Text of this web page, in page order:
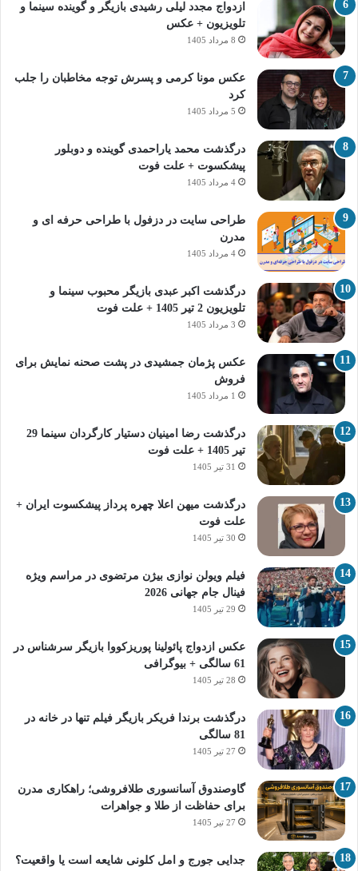
ازدواج مجدد لیلی رشیدی بازیگر و گوینده سینما و
تلویزیون + عکس
8 مرداد 1405
عکس مونا کرمی و پسرش توجه مخاطبان را جلب
کرد
5 مرداد 1405
درگذشت محمد یاراحمدی گوینده و دوبلور
پیشکسوت + علت فوت
4 مرداد 1405
طراحی سایت در دزفول با طراحی حرفه‌ ای و
مدرن
4 مرداد 1405
درگذشت اکبر عبدی بازیگر محبوب سینما و
تلویزیون 2 تیر 1405 + علت فوت
3 مرداد 1405
عکس پژمان جمشیدی در پشت صحنه نمایش برای
فروش
1 مرداد 1405
درگذشت رضا امینیان دستیار کارگردان سینما 29
تیر 1405 + علت فوت
31 تیر 1405
درگذشت میهن اعلا چهره پرداز پیشکسوت ایران +
علت فوت
30 تیر 1405
فیلم ویولن نوازی بیژن مرتضوی در مراسم ویژه
فینال جام جهانی 2026
29 تیر 1405
عکس ازدواج پائولینا پوریزکووا بازیگر سرشناس در
61 سالگی + بیوگرافی
28 تیر 1405
درگذشت برندا فریکر بازیگر فیلم تنها در خانه در
81 سالگی
27 تیر 1405
گاوصندوق آسانسوری طلافروشی؛ راهکاری مدرن
برای حفاظت از طلا و جواهرات
27 تیر 1405
جدایی جورج و امل کلونی شایعه است یا واقعیت؟